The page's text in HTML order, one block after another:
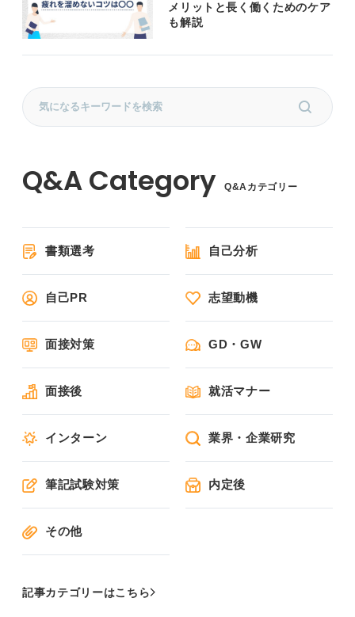
メリットと長く働くためのケア
も解説
Q&Aカテゴリー
書類選考 自己分析
自己PR 志望動機
面接対策 GD・GW
面接後 就活マナー
インターン 業界・企業研究
筆記試験対策 内定後
その他
記事カテゴリーはこちら